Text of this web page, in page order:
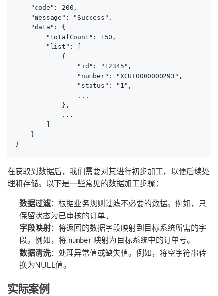
    "code": 200,
    "message": "Success",
    "data": {
        "totalCount": 150,
        "list": [
            {
                "id": "12345",
                "number": "XOUT0000000293",
                "status": "1",
                ...
            },
            ...
    }
}
在获取到数据后，我们需要对其进行初步加工，以便后续处
理和存储。以下是一些常见的数据加工步骤：
数据过滤：根据业务规则过滤不必要的数据。例如，只
保留状态为已审核的订单。
字段映射：将返回的数据字段映射到目标系统所需的字
段。例如，将 number 映射为目标系统中的订单号。
数据清洗：处理异常值或缺失值。例如，将空字符串转
换为NULL值。
实际案例